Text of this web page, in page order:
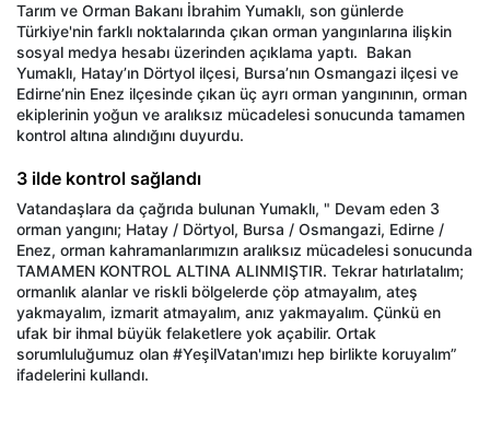
Tarım ve Orman Bakanı İbrahim Yumaklı, son günlerde
Türkiye'nin farklı noktalarında çıkan orman yangınlarına ilişkin
sosyal medya hesabı üzerinden açıklama yaptı. Bakan
Yumaklı, Hatay’ın Dörtyol ilçesi, Bursa’nın Osmangazi ilçesi ve
Edirne’nin Enez ilçesinde çıkan üç ayrı orman yangınının, orman
ekiplerinin yoğun ve aralıksız mücadelesi sonucunda tamamen
kontrol altına alındığını duyurdu.
3 ilde kontrol sağlandı
Vatandaşlara da çağrıda bulunan Yumaklı, " Devam eden 3
orman yangını; Hatay / Dörtyol, Bursa / Osmangazi, Edirne /
Enez, orman kahramanlarımızın aralıksız mücadelesi sonucunda
TAMAMEN KONTROL ALTINA ALINMIŞTIR. Tekrar hatırlatalım;
ormanlık alanlar ve riskli bölgelerde çöp atmayalım, ateş
yakmayalım, izmarit atmayalım, anız yakmayalım. Çünkü en
ufak bir ihmal büyük felaketlere yok açabilir. Ortak
sorumluluğumuz olan #YeşilVatan'ımızı hep birlikte koruyalım”
ifadelerini kullandı.